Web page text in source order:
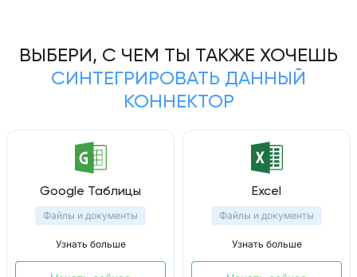
ВЫБЕРИ, С ЧЕМ ТЫ ТАКЖЕ ХОЧЕШЬ
СИНТЕГРИРОВАТЬ ДАННЫЙ
КОННЕКТОР
Google Таблицы
Файлы и документы
Узнать больше
Excel
Файлы и документы
Узнать больше